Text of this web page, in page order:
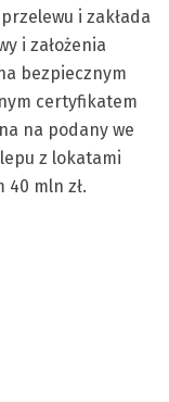
i zakłada
i założenia
bezpiecznym
certyfikatem
na podany we
z lokatami
40 mln zł.